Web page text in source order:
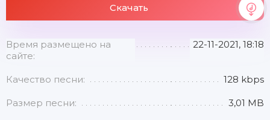
Скачать
Время размещено на
сайте:
22-11-2021, 18:18
Качество песни: 128 kbps
Размер песни: 3,01 MB